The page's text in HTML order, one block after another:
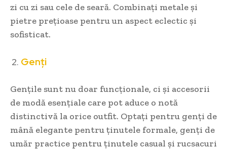
zi cu zi sau cele de seară. Combinați metale și
pietre prețioase pentru un aspect eclectic și
sofisticat.
Genți
Gențile sunt nu doar funcționale, ci și accesorii
de modă esențiale care pot aduce o notă
distinctivă la orice outfit. Optați pentru genți de
mână elegante pentru ținutele formale, genți de
umăr practice pentru ținutele casual și rucsacuri